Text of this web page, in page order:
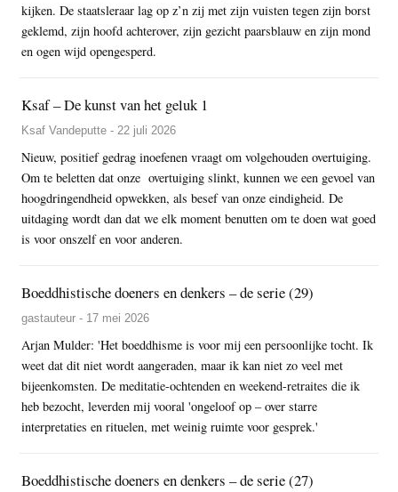
kijken. De staatsleraar lag op z’n zij met zijn vuisten tegen zijn borst
geklemd, zijn hoofd achterover, zijn gezicht paarsblauw en zijn mond
en ogen wijd opengesperd.
Ksaf – De kunst van het geluk 1
Ksaf Vandeputte - 22 juli 2026
Nieuw, positief gedrag inoefenen vraagt om volgehouden overtuiging.
Om te beletten dat onze overtuiging slinkt, kunnen we een gevoel van
hoogdringendheid opwekken, als besef van onze eindigheid. De
uitdaging wordt dan dat we elk moment benutten om te doen wat goed
is voor onszelf en voor anderen.
Boeddhistische doeners en denkers – de serie (29)
gastauteur - 17 mei 2026
Arjan Mulder: 'Het boeddhisme is voor mij een persoonlijke tocht. Ik
weet dat dit niet wordt aangeraden, maar ik kan niet zo veel met
bijeenkomsten. De meditatie-ochtenden en weekend-retraites die ik
heb bezocht, leverden mij vooral 'ongeloof op – over starre
interpretaties en rituelen, met weinig ruimte voor gesprek.'
Boeddhistische doeners en denkers – de serie (27)